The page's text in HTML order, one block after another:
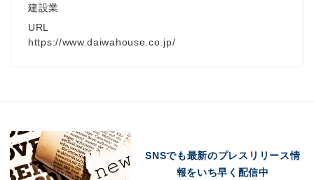
建設業
URL
https://www.daiwahouse.co.jp/
SNSでも最新のプレスリリース情
報をいち早く配信中